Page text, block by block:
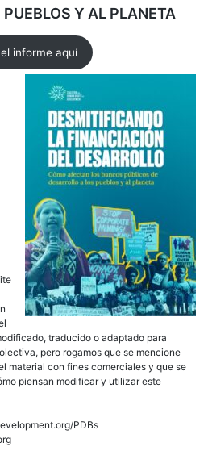
Y AL PLANETA
informe aquí
traducido o adaptado para
pero rogamos que se mencione
material con fines comerciales y que se
piensan modificar y utilizar este
PDBs